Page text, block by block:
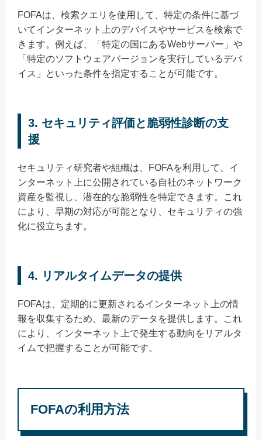
FOFAは、検索クエリを使用して、特定の条件に基づ
いてインターネット上のデバイスやサービスを検索で
きます。例えば、「特定の国にあるWebサーバー」や
「特定のソフトウェアバージョンを実行しているデバ
イス」といった条件を指定することが可能です。
3. セキュリティ評価と脆弱性診断の支
援
セキュリティ研究者や組織は、FOFAを利用して、イ
ンターネット上に公開されている自社のネットワーク
資産を監視し、潜在的な脆弱性を特定できます。これ
により、早期の対応が可能となり、セキュリティの強
化に役立ちます。
4. リアルタイムデータの提供
FOFAは、定期的に更新されるインターネット上の情
報を収集するため、最新のデータを提供します。これ
により、インターネット上で発生する動向をリアルタ
イムで把握することが可能です。
FOFAの利用方法